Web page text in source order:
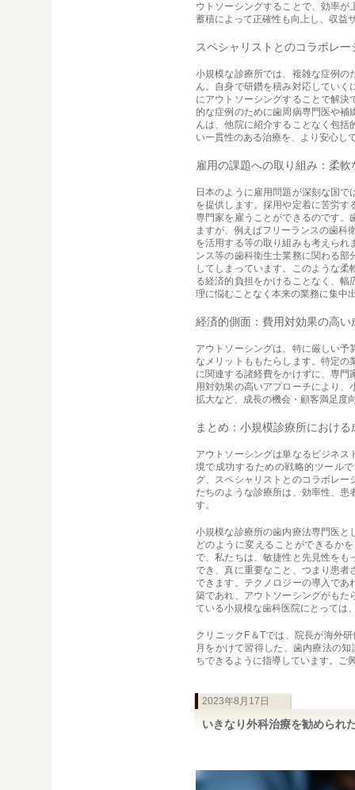
ウトソーシングすることで、効率
蓄積によって正確性も向上し、収益
スペシャリストとのコラボレ
小規模な診療所では、複雑な症例
ん。自身で研鑽を積み対応してい
にアウトソーシングすることで解
的な症例のために歯周病専門医や
んは、他院に紹介することなく包
い一貫性のある治療を、より安心し
雇用の課題への取り組み：柔軟
日本のように雇用問題が深刻な国
を提供します。採用や定着に苦労
専門家を雇うことができるのです
ますが、例えばフリーランスの歯科
を活用する等の取り組みも考えら
ンス等の歯科衛生士業務に関わる
してしまっています。このような
る経済的負担をかけることなく、
理に悩むことなく本来の業務に集中
経済的側面：費用対効果の高い
アウトソーシングは、特に厳しい
なメリットももたらします。特定
に関連する諸経費をかけずに、専
用対効果の高いアプローチにより
拡大など、成長の機会・顧客満足度
まとめ：小規模診療所におけ
アウトソーシングは単なるビジネ
境で成功するための戦略的ツール
グ、スペシャリストとのコラボレ
たちのような診療所は、効率性、
す。
小規模な診療所の歯内療法専門医
どのように変えることができるか
で、私たちは、敏捷性と先見性を
でき、真に重要なこと、つまり患
できます。テクノロジーの導入で
築であれ、アウトソーシングがも
ている小規模な歯科医院にとっては
クリニックF＆Tでは、院長が海外
月をかけて習得した、歯内療法の
ちできるように指導しています。ご
2023年8月17日
いきなり外科治療を勧められ